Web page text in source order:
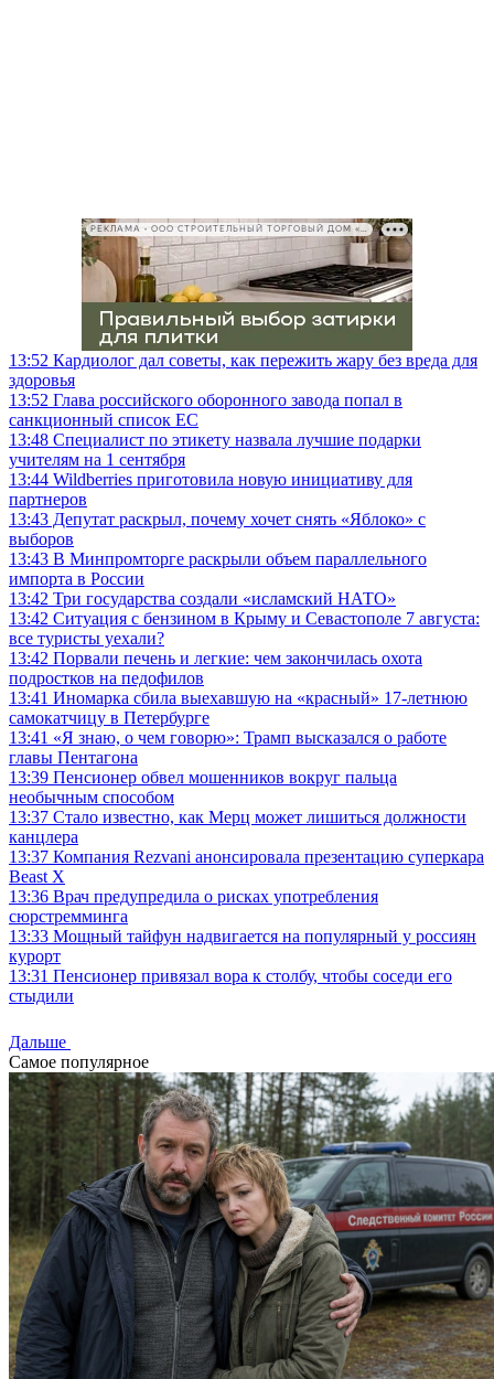
РЕКЛАМА • ООО СТРОИТЕЛЬНЫЙ ТОРГОВЫЙ ДОМ «ПЕТРОВИЧ», ИНН 7802348846
13:52 Кардиолог дал советы, как пережить жару без вреда для
здоровья
13:52 Глава российского оборонного завода попал в
санкционный список ЕС
13:48 Специалист по этикету назвала лучшие подарки
учителям на 1 сентября
13:44 Wildberries приготовила новую инициативу для
партнеров
13:43 Депутат раскрыл, почему хочет снять «Яблоко» с
выборов
13:43 В Минпромторге раскрыли объем параллельного
импорта в России
13:42 Три государства создали «исламский НАТО»
13:42 Ситуация с бензином в Крыму и Севастополе 7 августа:
все туристы уехали?
13:42 Порвали печень и легкие: чем закончилась охота
подростков на педофилов
13:41 Иномарка сбила выехавшую на «красный» 17-летнюю
самокатчицу в Петербурге
13:41 «Я знаю, о чем говорю»: Трамп высказался о работе
главы Пентагона
13:39 Пенсионер обвел мошенников вокруг пальца
необычным способом
13:37 Стало известно, как Мерц может лишиться должности
канцлера
13:37 Компания Rezvani анонсировала презентацию суперкара
Beast X
13:36 Врач предупредила о рисках употребления
сюрстремминга
13:33 Мощный тайфун надвигается на популярный у россиян
курорт
13:31 Пенсионер привязал вора к столбу, чтобы соседи его
стыдили
Дальше
Самое популярное